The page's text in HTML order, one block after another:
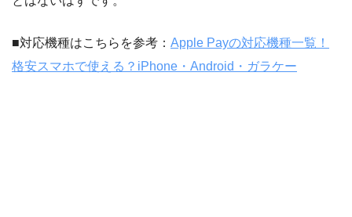
■対応機種はこちらを参考： Apple Payの対応機種一覧！
格安スマホで使える？iPhone・Android・ガラケー